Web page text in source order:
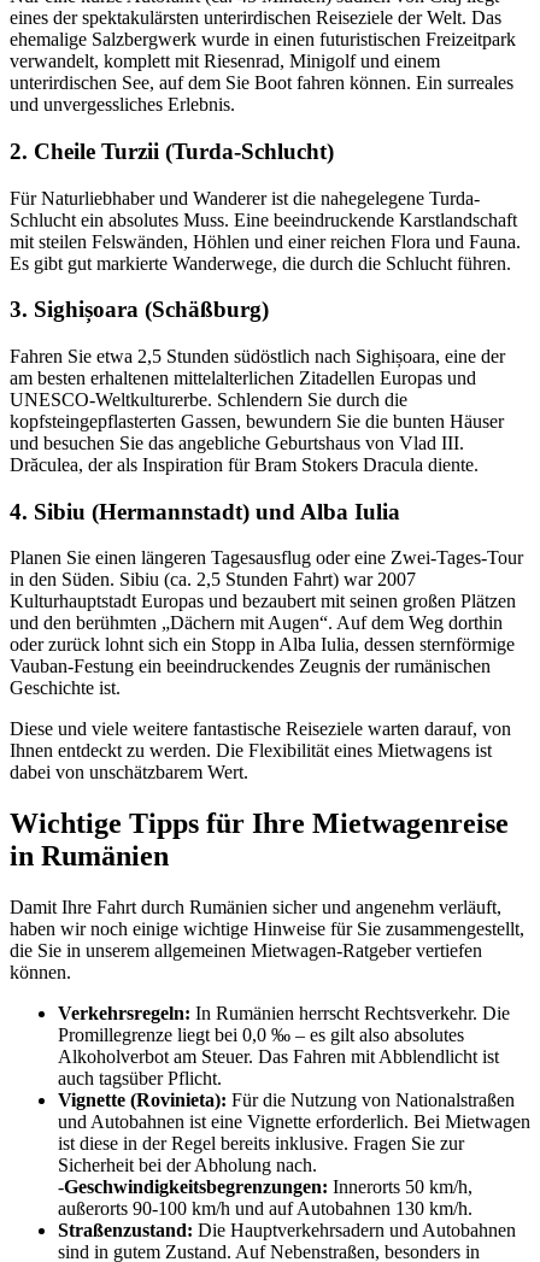
eines der spektakulärsten unterirdischen Reiseziele der Welt. Das
ehemalige Salzbergwerk wurde in einen futuristischen Freizeitpark
verwandelt, komplett mit Riesenrad, Minigolf und einem
unterirdischen See, auf dem Sie Boot fahren können. Ein surreales
und unvergessliches Erlebnis.
2. Cheile Turzii (Turda-Schlucht)
Für Naturliebhaber und Wanderer ist die nahegelegene Turda-
Schlucht ein absolutes Muss. Eine beeindruckende Karstlandschaft
mit steilen Felswänden, Höhlen und einer reichen Flora und Fauna.
Es gibt gut markierte Wanderwege, die durch die Schlucht führen.
3. Sighișoara (Schäßburg)
Fahren Sie etwa 2,5 Stunden südöstlich nach Sighișoara, eine der
am besten erhaltenen mittelalterlichen Zitadellen Europas und
UNESCO-Weltkulturerbe. Schlendern Sie durch die
kopfsteingepflasterten Gassen, bewundern Sie die bunten Häuser
und besuchen Sie das angebliche Geburtshaus von Vlad III.
Drăculea, der als Inspiration für Bram Stokers Dracula diente.
4. Sibiu (Hermannstadt) und Alba Iulia
Planen Sie einen längeren Tagesausflug oder eine Zwei-Tages-Tour
in den Süden. Sibiu (ca. 2,5 Stunden Fahrt) war 2007
Kulturhauptstadt Europas und bezaubert mit seinen großen Plätzen
und den berühmten „Dächern mit Augen“. Auf dem Weg dorthin
oder zurück lohnt sich ein Stopp in Alba Iulia, dessen sternförmige
Vauban-Festung ein beeindruckendes Zeugnis der rumänischen
Geschichte ist.
Diese und viele weitere fantastische Reiseziele warten darauf, von
Ihnen entdeckt zu werden. Die Flexibilität eines Mietwagens ist
dabei von unschätzbarem Wert.
Wichtige Tipps für Ihre Mietwagenreise
in Rumänien
Damit Ihre Fahrt durch Rumänien sicher und angenehm verläuft,
haben wir noch einige wichtige Hinweise für Sie zusammengestellt,
die Sie in unserem allgemeinen Mietwagen-Ratgeber vertiefen
können.
Verkehrsregeln: In Rumänien herrscht Rechtsverkehr. Die
Promillegrenze liegt bei 0,0 ‰ – es gilt also absolutes
Alkoholverbot am Steuer. Das Fahren mit Abblendlicht ist
auch tagsüber Pflicht.
Vignette (Rovinieta): Für die Nutzung von Nationalstraßen
und Autobahnen ist eine Vignette erforderlich. Bei Mietwagen
ist diese in der Regel bereits inklusive. Fragen Sie zur
Sicherheit bei der Abholung nach.
-Geschwindigkeitsbegrenzungen: Innerorts 50 km/h,
außerorts 90-100 km/h und auf Autobahnen 130 km/h.
Straßenzustand: Die Hauptverkehrsadern und Autobahnen
sind in gutem Zustand. Auf Nebenstraßen, besonders in